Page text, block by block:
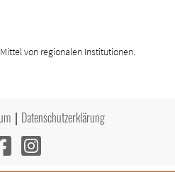
von regionalen Institutionen.
Datenschutzerklärung